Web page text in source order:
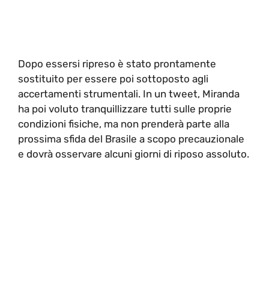
Dopo essersi ripreso è stato prontamente
sostituito per essere poi sottoposto agli
accertamenti strumentali. In un tweet, Miranda
ha poi voluto tranquillizzare tutti sulle proprie
condizioni fisiche, ma non prenderà parte alla
prossima sfida del Brasile a scopo precauzionale
e dovrà osservare alcuni giorni di riposo assoluto.